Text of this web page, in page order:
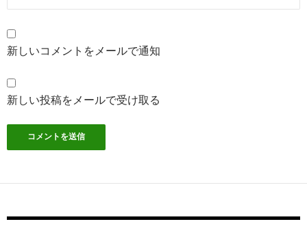
新しいコメントをメールで通知
新しい投稿をメールで受け取る